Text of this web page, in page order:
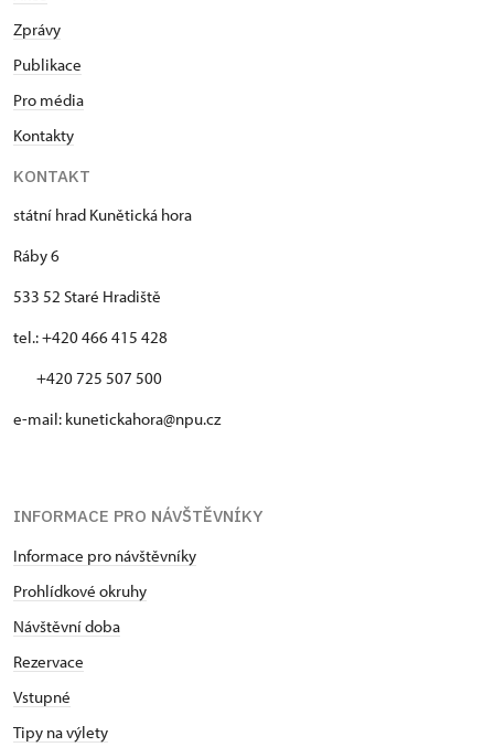
Zprávy
Publikace
Pro média
Kontakty
KONTAKT
státní hrad Kunětická hora
Ráby 6
533 52 Staré Hradiště
tel.: +420 466 415 428
+420 725 507 500
e-mail: kunetickahora@npu.cz
INFORMACE PRO NÁVŠTĚVNÍKY
Informace pro návštěvníky
Prohlídkové okruhy
Návštěvní doba
Rezervace
Vstupné
Tipy na výlety